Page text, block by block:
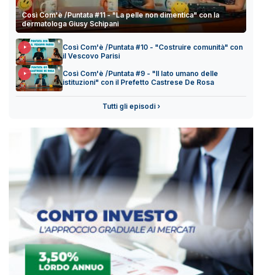
Così Com'è /Puntata #11 - "La pelle non dimentica" con la
dermatologa Giusy Schipani
Così Com'è /Puntata #10 - "Costruire comunità" con
il Vescovo Parisi
Così Com'è /Puntata #9 - "Il lato umano delle
istituzioni" con il Prefetto Castrese De Rosa
Tutti gli episodi ›